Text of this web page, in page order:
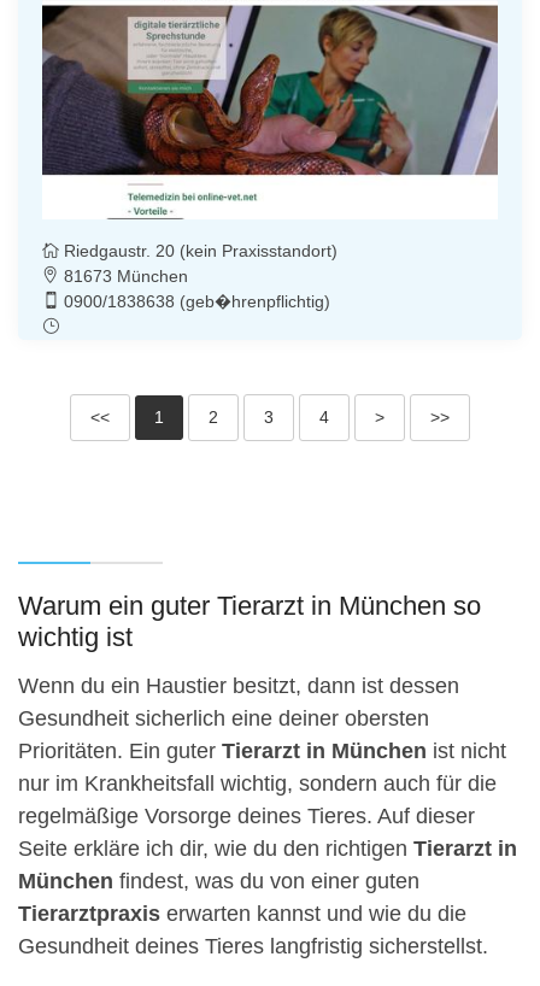
Riedgaustr. 20 (kein Praxisstandort)
81673 München
0900/1838638 (geb�hrenpflichtig)
<< 1 2 3 4 > >>
Warum ein guter Tierarzt in München so
wichtig ist
Wenn du ein Haustier besitzt, dann ist dessen
Gesundheit sicherlich eine deiner obersten
Prioritäten. Ein guter Tierarzt in München ist nicht
nur im Krankheitsfall wichtig, sondern auch für die
regelmäßige Vorsorge deines Tieres. Auf dieser
Seite erkläre ich dir, wie du den richtigen Tierarzt in
München findest, was du von einer guten
Tierarztpraxis erwarten kannst und wie du die
Gesundheit deines Tieres langfristig sicherstellst.